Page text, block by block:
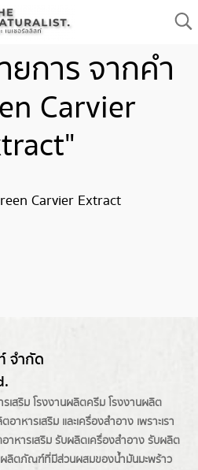
การ จากคำ
Carvier
Carvier Extract
จำกัด
เสริม โรงงานผลิตครีม โรงงานผลิต
อาหารเสริม และเครื่องสำอาง เพราะเรา
าหารเสริม รับผลิตเครื่องสำอาง รับผลิต
ผลิตภัณฑ์ที่มีส่วนผสมของน้ำมันมะพร้าว